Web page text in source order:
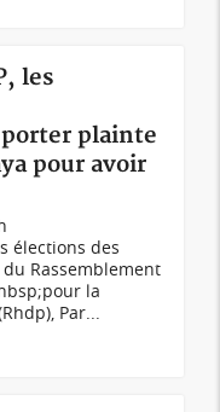
les
plainte
pour avoir
élections des
Rassemblement
la
Par...